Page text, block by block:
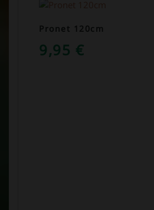
Pronet 120cm
9,95 €